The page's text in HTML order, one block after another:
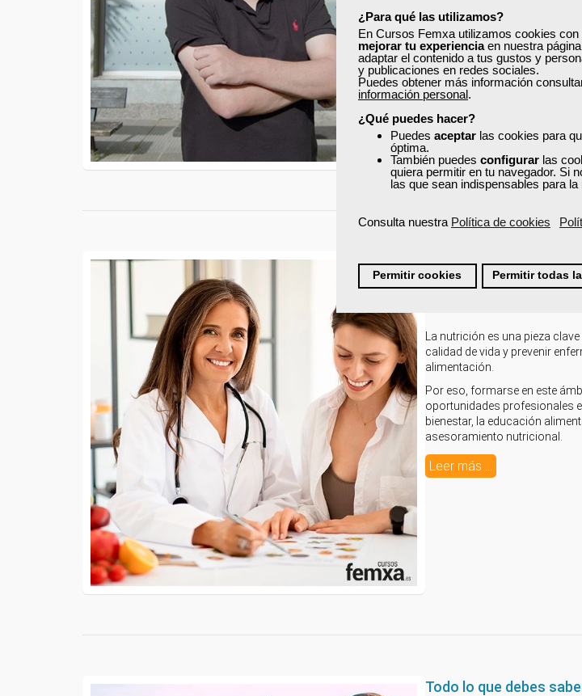
¿Para qué las utilizamos?
En Cursos Femxa utilizamos cookies con
mejorar tu experienciaen nuestra
adaptar el contenido a tus gustos y
y publicaciones en redes sociales.
Puedes obtener más información
información personal.
¿Qué puedes hacer?
Puedes aceptar las cookies para
óptima.
También puedes configurar las
quiera permitir en tu navegador. Si
las que sean indispensables para la
Consulta nuestra Política de cookies
Permitir cookies Permitir todas
requisitos y oportunidades en
acercar la formación a miles
perfil profesional, reciclarse o
empleo.
Leer más ...
Cursos de nutrición
Miércoles, 06 Mayo 2026 10:00
La nutrición es una pieza
calidad de vida y prevenir
alimentación.
Por eso, formarse en este
oportunidades profesionales
bienestar, la educación
asesoramiento nutricional.
Leer más ...
Todo lo que debes